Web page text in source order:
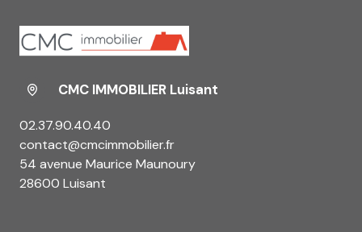
CMC IMMOBILIER Luisant
02.37.90.40.40
contact@cmcimmobilier.fr
54 avenue Maurice Maunoury
28600 Luisant